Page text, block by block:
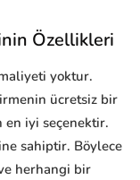
Özellikleri
yoktur.
ücretsiz bir
en iyi seçenektir.
sahiptir. Böylece
herhangi bir